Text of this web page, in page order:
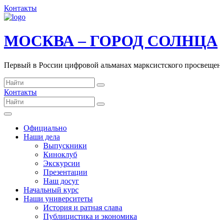
Контакты
МОСКВА – ГОРОД СОЛНЦА
Первый в России цифровой альманах марксистского
Контакты
Официально
Наши дела
Выпускники
Киноклуб
Экскурсии
Презентации
Наш досуг
Начальный курс
Наши университеты
История и ратная слава
Публицистика и экономика